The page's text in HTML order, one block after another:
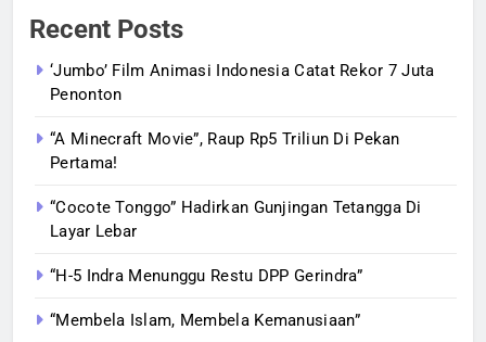
Recent Posts
‘Jumbo’ Film Animasi Indonesia Catat Rekor 7 Juta
Penonton
“A Minecraft Movie”, Raup Rp5 Triliun Di Pekan
Pertama!
“Cocote Tonggo” Hadirkan Gunjingan Tetangga Di
Layar Lebar
“H-5 Indra Menunggu Restu DPP Gerindra”
“Membela Islam, Membela Kemanusiaan”